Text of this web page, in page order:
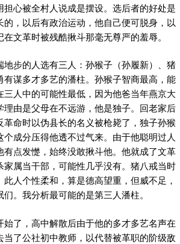
心被全村人说成是摆设。选后者的好处是
，以后有政治运动，他自己便可脱身，以
文革时被残酷揪斗那毫无尊严的羞辱。
地步的人选有三人：孙猴子（孙履新）、猪
有谋多才多艺的潘柱。孙猴子智商最高，能
三人中的可能性最低，因为他爸当年燕京大
理由是父母在不远游，他是独子。回老家后
革命时以伪县长的名义被枪毙了，独子孙猴
成分压得他透不过气来。由于他聪明过人
有点发憷，始终没敢揪斗他。他就成了文革
家属当干部，可能性几乎没有。猪八戒当时
人个性柔和，算是德高望重，但威不足，
。我分析最可能的是第三人潘柱。
了，高中解散后由于他的多才多艺名声在
了公社初中教师，以代替被革职的阶级敌